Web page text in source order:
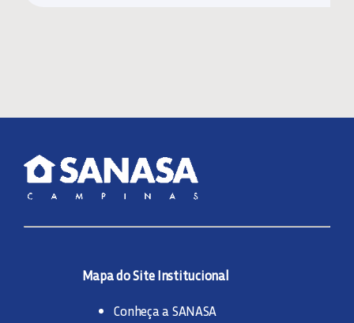
Mapa do Site Institucional
Conheça a SANASA